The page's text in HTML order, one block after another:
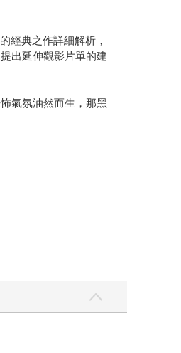
經典之作詳細解析，
出延伸觀影片單的建
氣氛油然而生，那黑